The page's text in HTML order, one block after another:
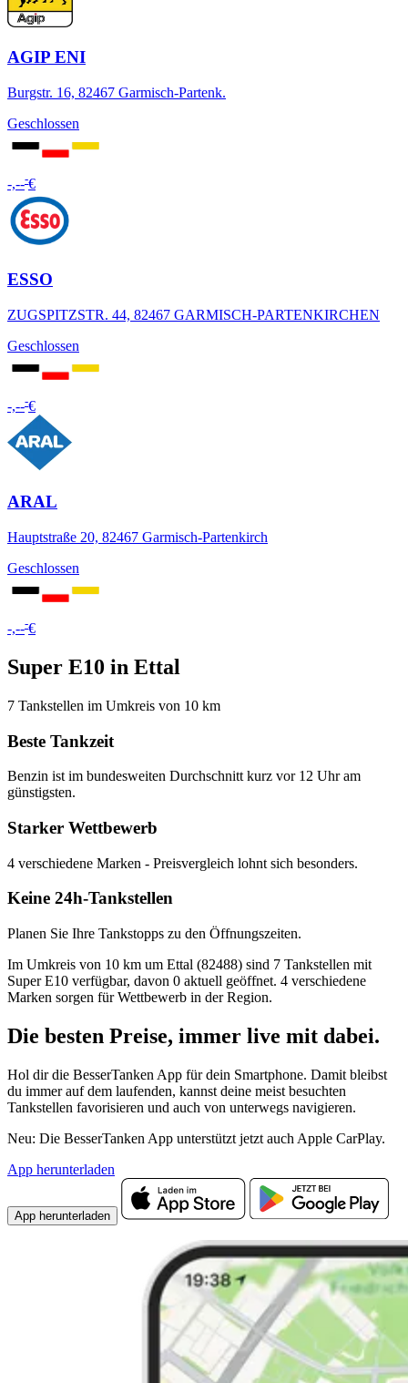
AGIP ENI
Burgstr. 16, 82467 Garmisch-Partenk.
Geschlossen
-,---€
ESSO
ZUGSPITZSTR. 44, 82467 GARMISCH-PARTENKIRCHEN
Geschlossen
-,---€
ARAL
Hauptstraße 20, 82467 Garmisch-Partenkirch
Geschlossen
-,---€
Super E10 in Ettal
7 Tankstellen im Umkreis von 10 km
Beste Tankzeit
Benzin ist im bundesweiten Durchschnitt kurz vor 12 Uhr am
günstigsten.
Starker Wettbewerb
4 verschiedene Marken - Preisvergleich lohnt sich besonders.
Keine 24h-Tankstellen
Planen Sie Ihre Tankstopps zu den Öffnungszeiten.
Im Umkreis von 10 km um Ettal (82488) sind 7 Tankstellen mit
Super E10 verfügbar, davon 0 aktuell geöffnet. 4 verschiedene
Marken sorgen für Wettbewerb in der Region.
Die besten Preise, immer live mit dabei.
Hol dir die BesserTanken App für dein Smartphone. Damit bleibst
du immer auf dem laufenden, kannst deine meist besuchten
Tankstellen favorisieren und auch von unterwegs navigieren.
Neu: Die BesserTanken App unterstützt jetzt auch Apple CarPlay.
App herunterladen
App herunterladen